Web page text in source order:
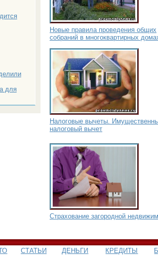
для
Новые правила проведения общих
собраний в многоквартирных
Налоговые вычеты.
налоговый вычет
Страхование загородной
СТАТЬИ ДЕНЬГИ КРЕДИТЫ